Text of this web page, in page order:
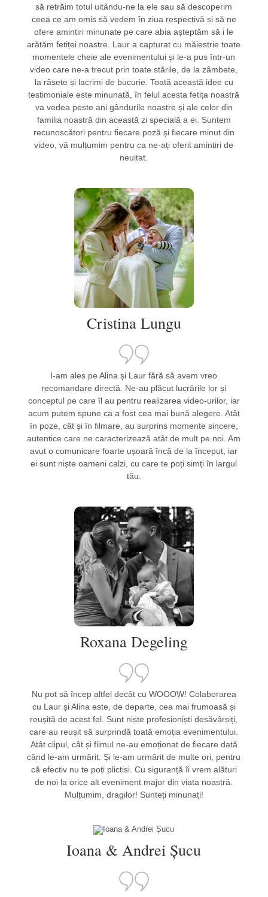
să retrăim totul uitându-ne la ele sau să descoperim
ceea ce am omis să vedem în ziua respectivă și să ne
ofere amintiri minunate pe care abia așteptăm să i le
arătăm fetiței noastre. Laur a capturat cu măiestrie toate
momentele cheie ale evenimentului și le-a pus într-un
video care ne-a trecut prin toate stările, de la zâmbete,
la râsete și lacrimi de bucurie. Toată această idee cu
testimoniale este minunată, în felul acesta fetița noastră
va vedea peste ani gândurile noastre și ale celor din
familia noastră din această zi specială a ei. Suntem
recunoscători pentru fiecare poză și fiecare minut din
video, vă mulțumim pentru ca ne-ați oferit amintiri de
neuitat.
Cristina Lungu
I-am ales pe Alina și Laur fără să avem vreo
recomandare directă. Ne-au plăcut lucrările lor și
conceptul pe care îl au pentru realizarea video-urilor, iar
acum putem spune ca a fost cea mai bună alegere. Atât
în poze, cât și în filmare, au surprins momente sincere,
autentice care ne caracterizează atât de mult pe noi. Am
avut o comunicare foarte ușoară încă de la început, iar
ei sunt niște oameni calzi, cu care te poți simți în largul
tău.
Roxana Degeling
Nu pot să încep altfel decât cu WOOOW! Colaborarea
cu Laur și Alina este, de departe, cea mai frumoasă și
reușită de acest fel. Sunt niște profesioniști desăvârșiți,
care au reușit să surprindă toată emoția evenimentului.
Atât clipul, cât și filmul ne-au emoționat de fiecare dată
când le-am urmărit. Și le-am urmărit de multe ori, pentru
că efectiv nu te poți plictisi. Cu siguranță îi vrem alături
de noi la orice alt eveniment major din viata noastră.
Mulțumim, dragilor! Sunteți minunați!
Ioana & Andrei Șucu